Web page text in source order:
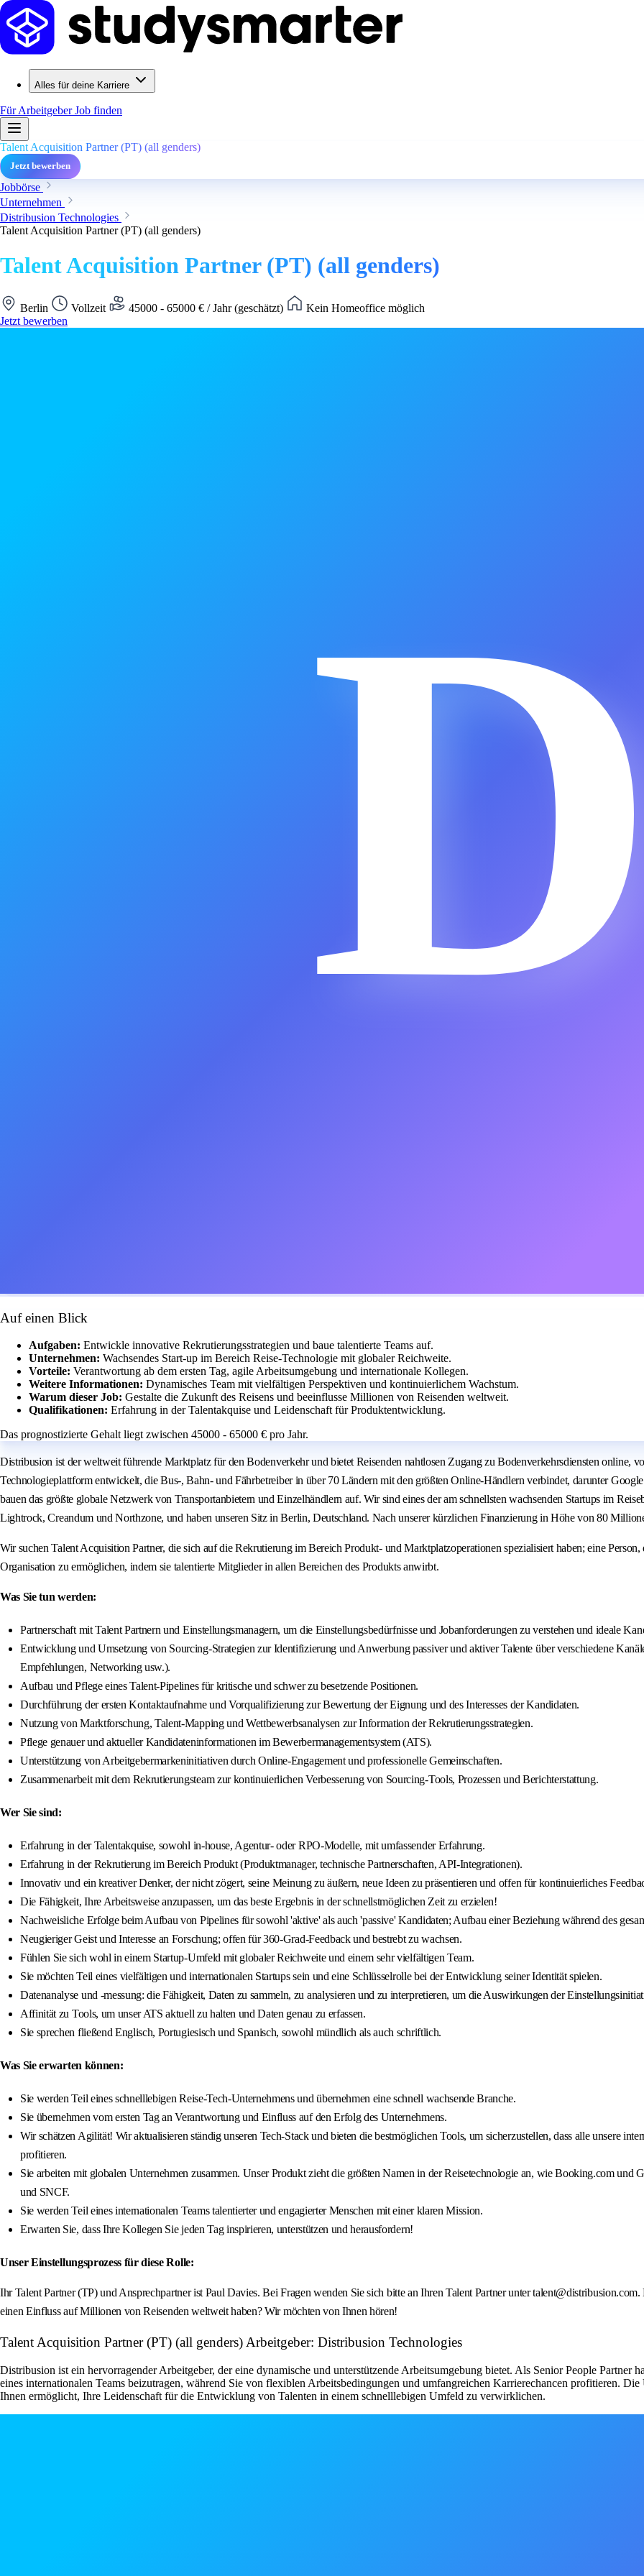
Alles für deine Karriere
Für ArbeitgeberJob finden
Talent Acquisition Partner (PT) (all genders)
Jetzt bewerben
Jobbörse
Unternehmen
Distribusion Technologies
Talent Acquisition Partner (PT) (all genders)
Talent Acquisition Partner (PT) (all genders)
Berlin Vollzeit 45000 - 65000 € / Jahr (geschätzt)
Kein Homeoffice möglich
Jetzt bewerben
Auf einen Blick
Aufgaben: Entwickle innovative Rekrutierungsstrategien und baue talentierte Teams auf.
Unternehmen: Wachsendes Start-up im Bereich Reise-Technologie mit globaler Reichweite.
Vorteile: Verantwortung ab dem ersten Tag, agile Arbeitsumgebung und internationale Kollegen.
Weitere Informationen: Dynamisches Team mit vielfältigen Perspektiven und kontinuierlichem Wachstum.
Warum dieser Job: Gestalte die Zukunft des Reisens und beeinflusse Millionen von Reisenden weltweit.
Qualifikationen: Erfahrung in der Talentakquise und Leidenschaft für Produktentwicklung.
Das prognostizierte Gehalt liegt zwischen 45000 - 65000 € pro Jahr.
Distribusion ist der weltweit führende Marktplatz für den Bodenverkehr und bietet Reisenden nahtlosen Zugang zu Bodenverkehrsdiensten online,
Technologieplattform entwickelt, die Bus-, Bahn- und Fährbetreiber in über 70 Ländern mit den größten Online-Händlern verbindet, darunter
bauen das größte globale Netzwerk von Transportanbietern und Einzelhändlern auf. Wir sind eines der am schnellsten wachsenden Startups im
Lightrock, Creandum und Northzone, und haben unseren Sitz in Berlin, Deutschland. Nach unserer kürzlichen Finanzierung in Höhe von 80
Wir suchen Talent Acquisition Partner, die sich auf die Rekrutierung im Bereich Produkt- und Marktplatzoperationen spezialisiert haben; eine
Organisation zu ermöglichen, indem sie talentierte Mitglieder in allen Bereichen des Produkts anwirbt.
Was Sie tun werden:
Partnerschaft mit Talent Partnern und Einstellungsmanagern, um die Einstellungsbedürfnisse und Jobanforderungen zu verstehen und ideale
Entwicklung und Umsetzung von Sourcing-Strategien zur Identifizierung und Anwerbung passiver und aktiver Talente über verschiedene
Empfehlungen, Networking usw.).
Aufbau und Pflege eines Talent-Pipelines für kritische und schwer zu besetzende Positionen.
Durchführung der ersten Kontaktaufnahme und Vorqualifizierung zur Bewertung der Eignung und des Interesses der Kandidaten.
Nutzung von Marktforschung, Talent-Mapping und Wettbewerbsanalysen zur Information der Rekrutierungsstrategien.
Pflege genauer und aktueller Kandidateninformationen im Bewerbermanagementsystem (ATS).
Unterstützung von Arbeitgebermarkeninitiativen durch Online-Engagement und professionelle Gemeinschaften.
Zusammenarbeit mit dem Rekrutierungsteam zur kontinuierlichen Verbesserung von Sourcing-Tools, Prozessen und Berichterstattung.
Wer Sie sind:
Erfahrung in der Talentakquise, sowohl in-house, Agentur- oder RPO-Modelle, mit umfassender Erfahrung.
Erfahrung in der Rekrutierung im Bereich Produkt (Produktmanager, technische Partnerschaften, API-Integrationen).
Innovativ und ein kreativer Denker, der nicht zögert, seine Meinung zu äußern, neue Ideen zu präsentieren und offen für kontinuierliches
Die Fähigkeit, Ihre Arbeitsweise anzupassen, um das beste Ergebnis in der schnellstmöglichen Zeit zu erzielen!
Nachweisliche Erfolge beim Aufbau von Pipelines für sowohl 'aktive' als auch 'passive' Kandidaten; Aufbau einer Beziehung während des
Neugieriger Geist und Interesse an Forschung; offen für 360-Grad-Feedback und bestrebt zu wachsen.
Fühlen Sie sich wohl in einem Startup-Umfeld mit globaler Reichweite und einem sehr vielfältigen Team.
Sie möchten Teil eines vielfältigen und internationalen Startups sein und eine Schlüsselrolle bei der Entwicklung seiner Identität spielen.
Datenanalyse und -messung: die Fähigkeit, Daten zu sammeln, zu analysieren und zu interpretieren, um die Auswirkungen der
Affinität zu Tools, um unser ATS aktuell zu halten und Daten genau zu erfassen.
Sie sprechen fließend Englisch, Portugiesisch und Spanisch, sowohl mündlich als auch schriftlich.
Was Sie erwarten können:
Sie werden Teil eines schnelllebigen Reise-Tech-Unternehmens und übernehmen eine schnell wachsende Branche.
Sie übernehmen vom ersten Tag an Verantwortung und Einfluss auf den Erfolg des Unternehmens.
Wir schätzen Agilität! Wir aktualisieren ständig unseren Tech-Stack und bieten die bestmöglichen Tools, um sicherzustellen, dass alle unsere
profitieren.
Sie arbeiten mit globalen Unternehmen zusammen. Unser Produkt zieht die größten Namen in der Reisetechnologie an, wie Booking.com
und SNCF.
Sie werden Teil eines internationalen Teams talentierter und engagierter Menschen mit einer klaren Mission.
Erwarten Sie, dass Ihre Kollegen Sie jeden Tag inspirieren, unterstützen und herausfordern!
Unser Einstellungsprozess für diese Rolle:
Ihr Talent Partner (TP) und Ansprechpartner ist Paul Davies. Bei Fragen wenden Sie sich bitte an Ihren Talent Partner unter
einen Einfluss auf Millionen von Reisenden weltweit haben? Wir möchten von Ihnen hören!
Talent Acquisition Partner (PT) (all genders) Arbeitgeber: Distribusion Technologies
Distribusion ist ein hervorragender Arbeitgeber, der eine dynamische und unterstützende Arbeitsumgebung bietet. Als Senior People
eines internationalen Teams beizutragen, während Sie von flexiblen Arbeitsbedingungen und umfangreichen Karrierechancen profitieren.
Ihnen ermöglicht, Ihre Leidenschaft für die Entwicklung von Talenten in einem schnelllebigen Umfeld zu verwirklichen.